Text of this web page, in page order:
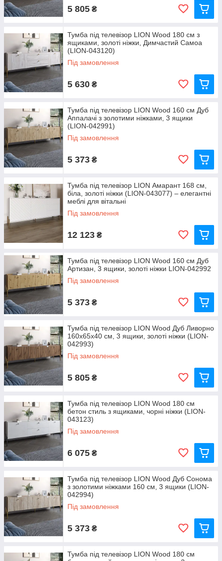
5 805 ₴
Тумба під телевізор LION Wood 180 см з
ящиками, золоті ніжки, Димчастий Самоа
(LION-043120)
Під замовлення
5 630 ₴
Тумба під телевізор LION Wood 160 см Дуб
Аппалачі з золотими ніжками, 3 ящики
(LION-042991)
Під замовлення
5 373 ₴
Тумба під телевізор LION Амарант 168 см,
біла, золоті ніжки (LION-043077) – елегантні
меблі для вітальні
Під замовлення
12 123 ₴
Тумба під телевізор LION Wood 160 см Дуб
Артизан, 3 ящики, золоті ніжки LION-042992
Під замовлення
5 373 ₴
Тумба під телевізор LION Wood Дуб Ливорно
160х65х40 см, 3 ящики, золоті ніжки (LION-
042993)
Під замовлення
5 805 ₴
Тумба під телевізор LION Wood 180 см
бетон стиль з ящиками, чорні ніжки (LION-
043123)
Під замовлення
6 075 ₴
Тумба під телевізор LION Wood Дуб Сонома
з золотими ніжками 160 см, 3 ящики (LION-
042994)
Під замовлення
5 373 ₴
Тумба під телевізор LION Wood 180 см